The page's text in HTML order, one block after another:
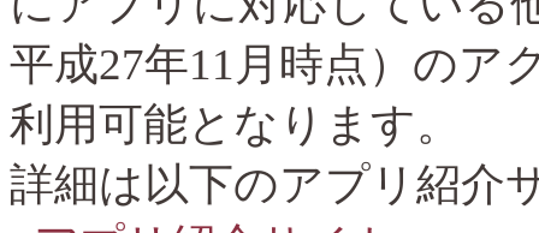
平成27年11 月時点）のア
利用可能となります。
詳細は以下のアプリ紹介